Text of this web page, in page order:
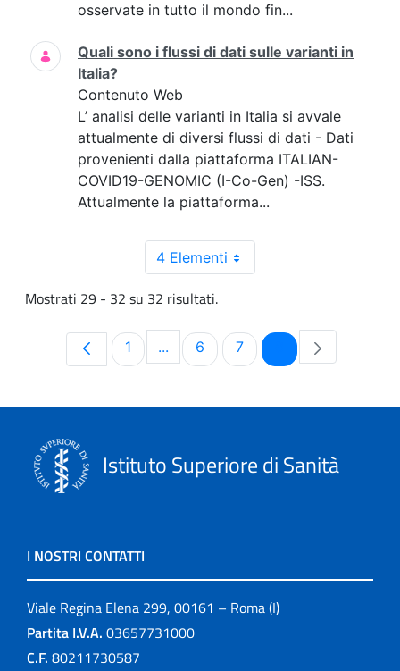
osservate in tutto il mondo fin...
Quali sono i flussi di dati sulle varianti in
Italia?
Contenuto Web
L’ analisi delle varianti in Italia si avvale
attualmente di diversi flussi di dati - Dati
provenienti dalla piattaforma ITALIAN-
COVID19-GENOMIC (I-Co-Gen) -ISS.
Attualmente la piattaforma...
4 Elementi
Mostrati 29 - 32 su 32 risultati.
Pagina
1 ...Pagine intermedie Use TAB to
Pagina
6 Pagina
7 Pagina
Istituto Superiore di Sanità
I NOSTRI CONTATTI
Viale Regina Elena 299, 00161 – Roma (I)
Partita I.V.A. 03657731000
C.F. 80211730587